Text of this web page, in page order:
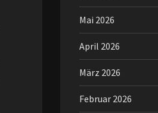
Mai 2026
April 2026
März 2026
Februar 2026